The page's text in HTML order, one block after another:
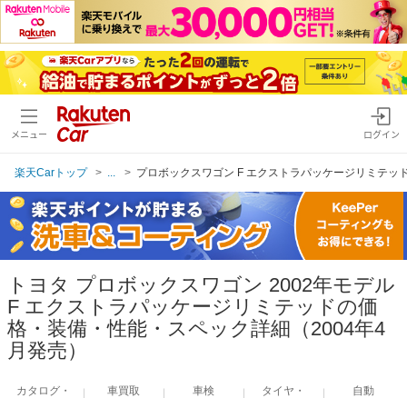
メニュー ログイン
楽天Carトップ プロボックスワゴン F エクストラパッケージリミテッ
トヨタ プロボックスワゴン 2002年モデル
F エクストラパッケージリミテッドの価
格・装備・性能・スペック詳細（2004年4
月発売）
カタログ・
車買取
車検
タイヤ・
自動